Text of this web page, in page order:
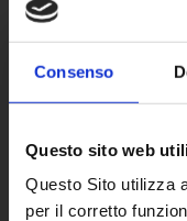
Consenso
Questo sito web
Questo Sito utilizza
per il corretto